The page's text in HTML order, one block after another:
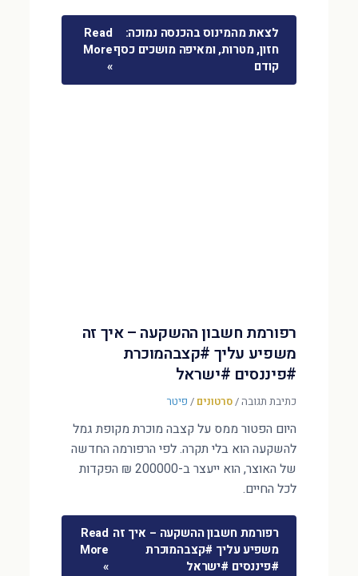
לצאת מהמינוס בהכנסה נמוכה:
חזון, מטרות, ומאיפה מושכים כסף
קודם
Read
More
»
רפורמת חשבון ההשקעה – איך זה
משפיע עליך #קצבהמוכרת
#פיננסים #ישראל
כתיבת תגובה/סרטונים / פיטר
היום הפטור ממס על קצבה מוכרת מקופת גמל
להשקעה הוא בלי תקרה. לפי הרפורמה החדשה
של האוצר, הוא ייעצר ב-200000 ₪ הפקדות
לכל החיים.
רפורמת חשבון ההשקעה – איך זה
משפיע עליך #קצבהמוכרת
#פיננסים #ישראל
Read
More
»